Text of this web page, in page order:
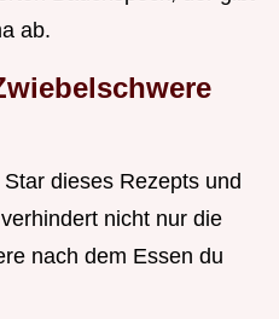
ab.
dieses Rezepts und
nicht nur die
nach dem Essen du